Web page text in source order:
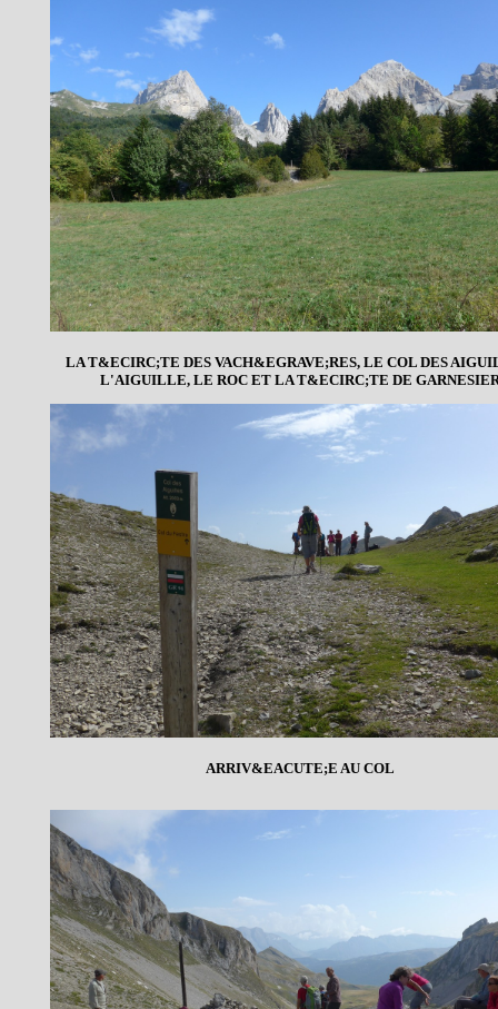
LA T&ECIRC;TE DES VACH&EGRAVE;RES, LE COL DES
L'AIGUILLE, LE ROC ET LA T&ECIRC;TE DE
ARRIV&EACUTE;E AU COL